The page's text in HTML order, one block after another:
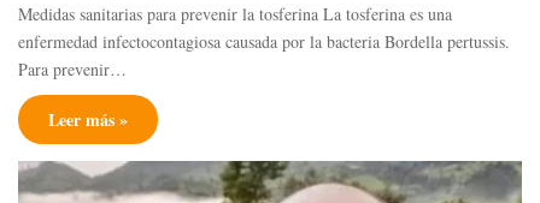
Medidas sanitarias para prevenir la tosferina La tosferina es una
enfermedad infectocontagiosa causada por la bacteria Bordella pertussis.
Para prevenir…
Leer más »